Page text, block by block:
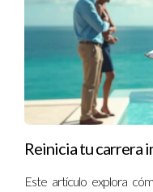
personalizada, no dudes
(130) 577-6486.
Reinicia tu carrera
Este artículo explora